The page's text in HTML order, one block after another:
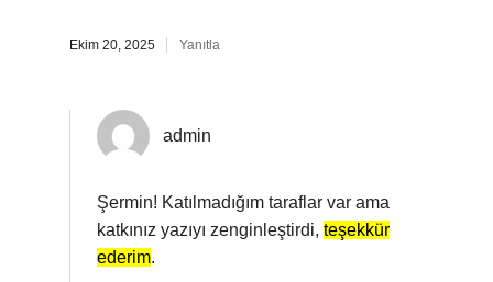
Ekim 20, 2025 Yanıtla
admin
Şermin! Katılmadığım taraflar var ama
katkınız yazıyı zenginleştirdi, teşekkür
ederim.